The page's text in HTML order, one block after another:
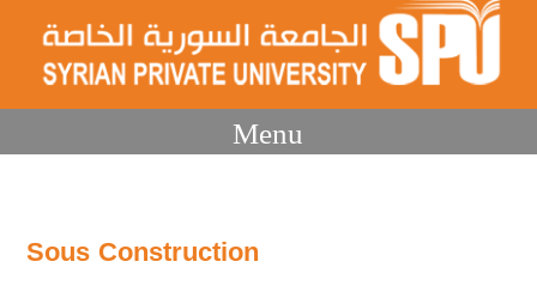
Menu
Sous Construction